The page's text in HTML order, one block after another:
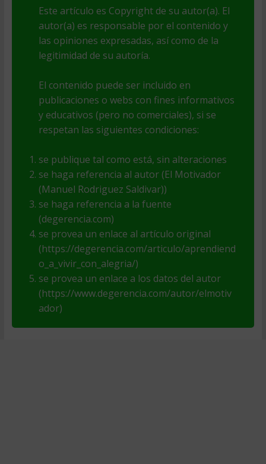
Este artículo es Copyright de su autor(a). El
autor(a) es responsable por el contenido y
las opiniones expresadas, así como de la
legitimidad de su autoría.
El contenido puede ser incluido en
publicaciones o webs con fines informativos
y educativos (pero no comerciales), si se
respetan las siguientes condiciones:
se publique tal como está, sin alteraciones
se haga referencia al autor (El Motivador
(Manuel Rodriguez Saldivar))
se haga referencia a la fuente
(degerencia.com)
se provea un enlace al artículo original
(https://degerencia.com/articulo/aprendiend
o_a_vivir_con_alegria/)
se provea un enlace a los datos del autor
(https://www.degerencia.com/autor/elmotiv
ador)